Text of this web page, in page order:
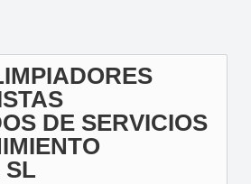
DE SERVICIOS
SL